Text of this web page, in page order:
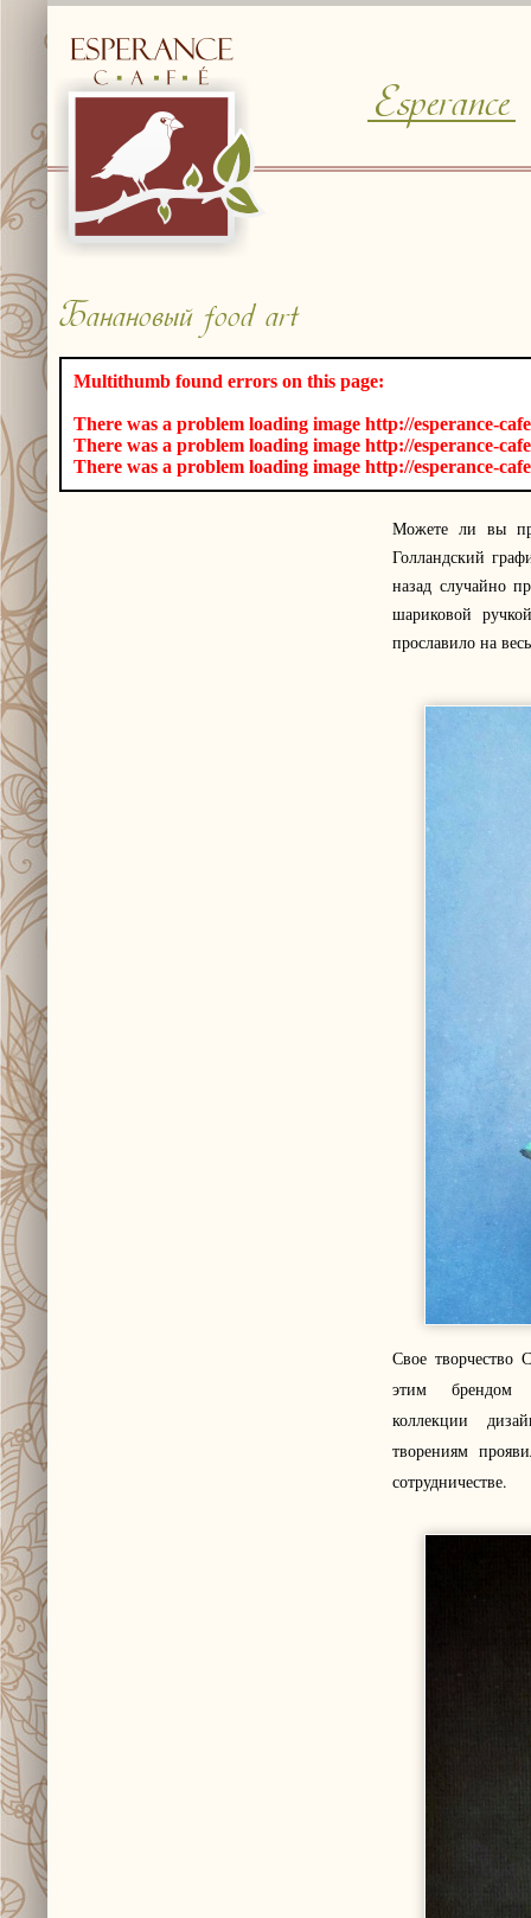
Esperance
© Free Joomla! 3 Modules- byVinaGecko.com
Банановый food art
Multithumb found errors on this page:
There was a problem loading image http://esperance-
There was a problem loading image http://esperance-
There was a problem loading image http://esperance-
Можете ли вы
Голландский
назад случайно
шариковой
прославило на
Свое творчество
этим брендом
коллекции
творениям
сотрудничестве.